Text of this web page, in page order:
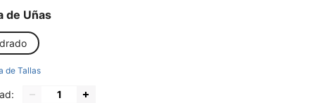
de Uñas
de Tallas